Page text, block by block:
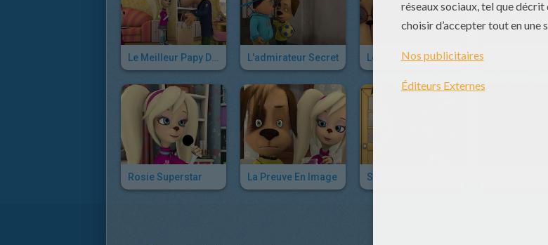
L'admirateur Secret Les Réflexes Conditionnés
Rosie Superstar La Preuve En Image Super-Papa